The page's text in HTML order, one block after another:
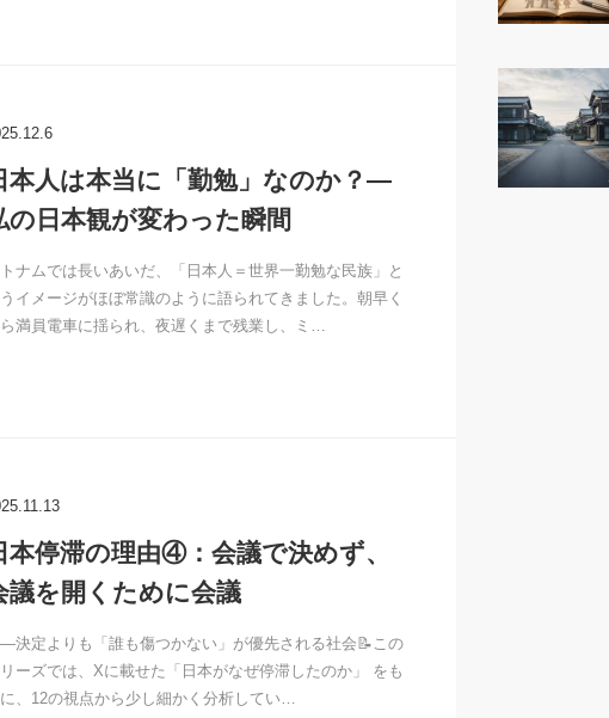
本人は本当に「勤勉」なのか？—
の日本観が変わった瞬間
ナムでは長いあいだ、「日本人＝世界一勤勉な民族」と
イメージがほぼ常識のように語られてきました。朝早く
満員電車に揺られ、夜遅くまで残業し、ミ…
本停滞の理由④：会議で決めず、
議を開くために会議
定よりも「誰も傷つかない」が優先される社会📝この
ーズでは、Xに載せた「日本がなぜ停滞したのか」 をも
、12の視点から少し細かく分析してい…